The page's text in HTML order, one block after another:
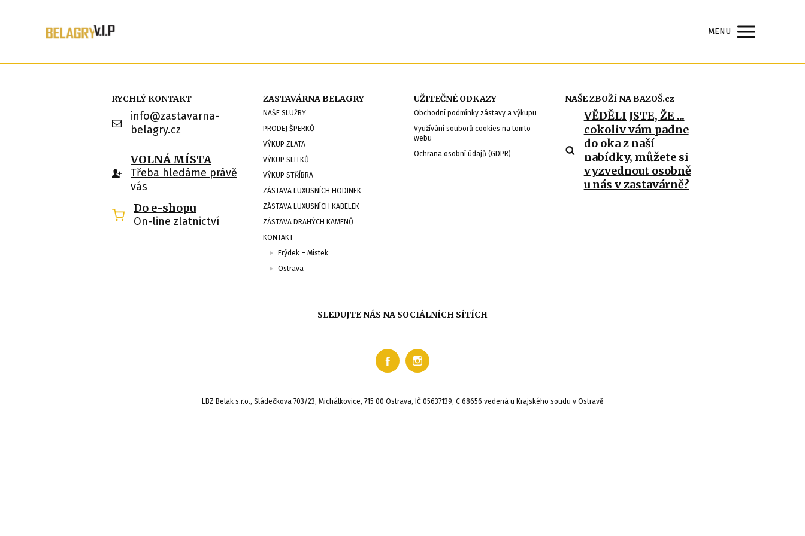
MENU
RYCHLÝ KONTAKT
info@zastavarna-
belagry.cz
VOLNÁ MÍSTA
Třeba hledáme právě
vás
Do e-shopu
On-line zlatnictví
ZASTAVÁRNA BELAGRY
NAŠE SLUŽBY
PRODEJ ŠPERKŮ
VÝKUP ZLATA
VÝKUP SLITKŮ
VÝKUP STŘÍBRA
ZÁSTAVA LUXUSNÍCH HODINEK
ZÁSTAVA LUXUSNÍCH KABELEK
ZÁSTAVA DRAHÝCH KAMENŮ
KONTAKT
Frýdek – Místek
Ostrava
UŽITEČNÉ ODKAZY
Obchodní podmínky zástavy a výkupu
Využívání souborů cookies na tomto
webu
Ochrana osobní údajů (GDPR)
NAŠE ZBOŽÍ NA BAZOŠ.cz
VĚDĚLI JSTE, ŽE ...
cokoliv vám padne
do oka z naší
nabídky, můžete si
vyzvednout osobně
u nás v zastavárně?
SLEDUJTE NÁS NA SOCIÁLNÍCH SÍTÍCH
LBZ Belak s.r.o., Sládečkova 703/23, Michálkovice, 715 00 Ostrava, IČ 05637139, C 68656 vedená u Krajského soudu v Ostravě